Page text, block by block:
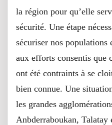
la région pour qu’elle
sécurité. Une étape
sécuriser nos populations
aux efforts consentis que
ont été contraints à se
bien connue. Une
les grandes
Anbderraboukan, Talatay